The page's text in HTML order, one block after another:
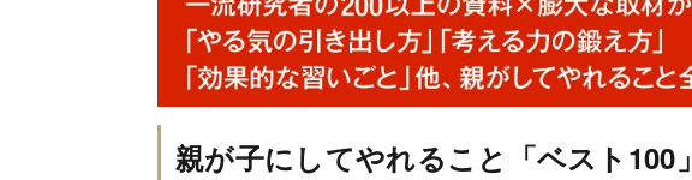
親が子にしてやれること「ベスト100」